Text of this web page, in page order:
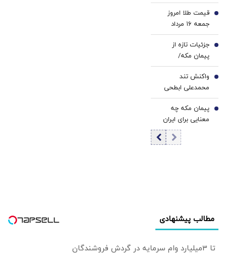
وزیر خزانه‌داری
آمریکا از «امروز یا
فردا» گفت
قیمت طلا امروز
جمعه ۱۶ مرداد
۱۴۰۵/ افزایش
قیمت طلا
4
جزئیات تازه از
پیمان مکه/
عربستان: دنبال
بلوک نظامی و
مسابقه تسلیحاتی
نیستیم
5
واکنش تند
محمدعلی ابطحی
به باقر خرازی: این
حرف‌ها افتتاح
شعبه رسمی
«حکومت اسلامی
داعش» است
6
پیمان مکه چه
معنایی برای ایران
دارد؟ مقام سابق
اطلاعات اسرائیل از
7
مطالب پیشنهادی
تا 3میلیارد وام سرمایه در گردش فروشندگان